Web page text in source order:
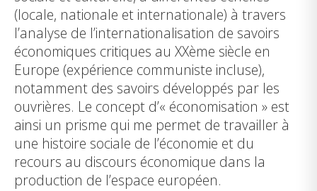
(locale, nationale et internationale) à travers
l’analyse de l’internationalisation de savoirs
économiques critiques au XXème siècle en
Europe (expérience communiste incluse),
notamment des savoirs développés par les
ouvrières. Le concept d’« économisation » est
ainsi un prisme qui me permet de travailler à
une histoire sociale de l’économie et du
recours au discours économique dans la
production de l’espace européen.